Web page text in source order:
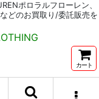
ポロラルフローレン、
どのお買取り/委託販売を
カート